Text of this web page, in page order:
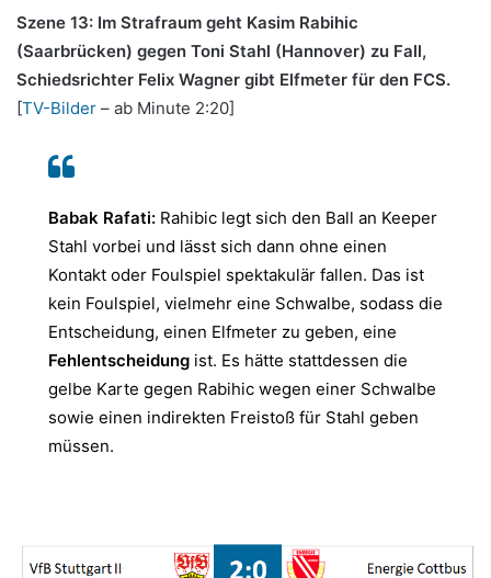
Szene 13: Im Strafraum geht Kasim Rabihic
(Saarbrücken) gegen Toni Stahl (Hannover) zu Fall,
Schiedsrichter Felix Wagner gibt Elfmeter für den FCS.
[TV-Bilder – ab Minute 2:20]
Babak Rafati: Rahibic legt sich den Ball an Keeper
Stahl vorbei und lässt sich dann ohne einen
Kontakt oder Foulspiel spektakulär fallen. Das ist
kein Foulspiel, vielmehr eine Schwalbe, sodass die
Entscheidung, einen Elfmeter zu geben, eine
Fehlentscheidung ist. Es hätte stattdessen die
gelbe Karte gegen Rabihic wegen einer Schwalbe
sowie einen indirekten Freistoß für Stahl geben
müssen.